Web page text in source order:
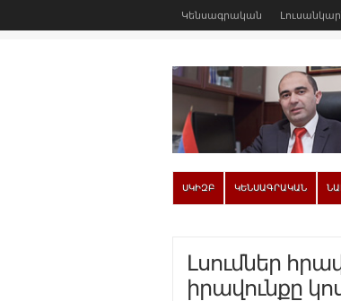
Կենսագրական
ՍԿԻԶԲ ԿԵՆՍԱԳՐԱԿԱՆ
Լսումներ
իրավունքը